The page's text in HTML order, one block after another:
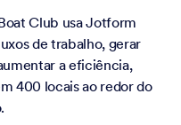
Club usa Jotform
de trabalho, gerar
a eficiência,
400 locais ao redor do